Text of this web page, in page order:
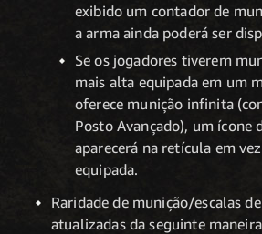
exibido um contador de
a arma ainda poderá ser
Se os jogadores tiverem
mais alta equipada em um
oferece munição infinita
Posto Avançado), um ícone
aparecerá na retícula em
equipada.
Raridade de munição/escalas
atualizadas da seguinte